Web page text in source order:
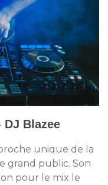
Blazee
unique de la
grand public. Son
pour le mix le